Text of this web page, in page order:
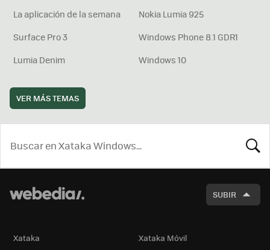
La aplicación de la semana
Nokia Lumia 925
Surface Pro 3
Windows Phone 8.1 GDR1
Lumia Denim
Windows 10
VER MÁS TEMAS
SUBIR
Xataka Xataka Móvil